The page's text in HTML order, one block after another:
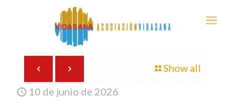
Show all
10 de junio de 2026